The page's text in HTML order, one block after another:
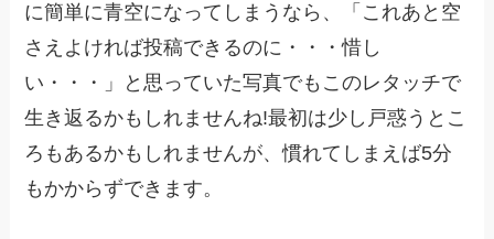
に簡単に青空になってしまうなら、「これあと空
さえよければ投稿できるのに・・・惜し
い・・・」と思っていた写真でもこのレタッチで
生き返るかもしれませんね!最初は少し戸惑うとこ
ろもあるかもしれませんが、慣れてしまえば5分
もかからずできます。